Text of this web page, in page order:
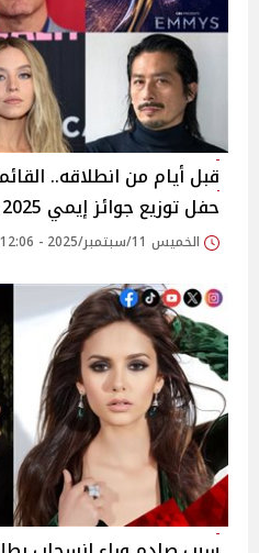
قبل أيام من انطلاقه..
حفل توزيع جوائز إيمي 2025
الخميس 11/سبتمبر/2025 - 12:06 م